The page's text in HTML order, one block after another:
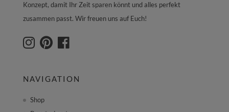
Konzept, damit Ihr Zeit sparen könnt und alles perfekt
zusammen passt. Wir freuen uns auf Euch!
NAVIGATION
Shop